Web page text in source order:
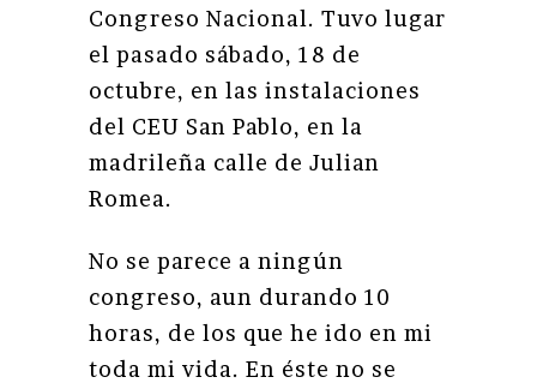
Congreso Nacional. Tuvo lugar
el pasado sábado, 18 de
octubre, en las instalaciones
del CEU San Pablo, en la
madrileña calle de Julian
Romea.
No se parece a ningún
congreso, aun durando 10
horas, de los que he ido en mi
toda mi vida. En éste no se